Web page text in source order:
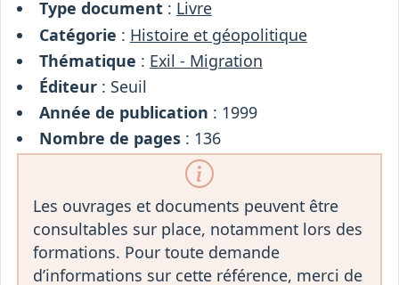
Type document: Livre
Catégorie : Histoire et géopolitique
Thématique : Exil - Migration
Éditeur: Seuil
Année de publication : 1999
Nombre de pages: 136
Les ouvrages et documents peuvent être
consultables sur place, notamment lors des
formations. Pour toute demande
d’informations sur cette référence, merci de